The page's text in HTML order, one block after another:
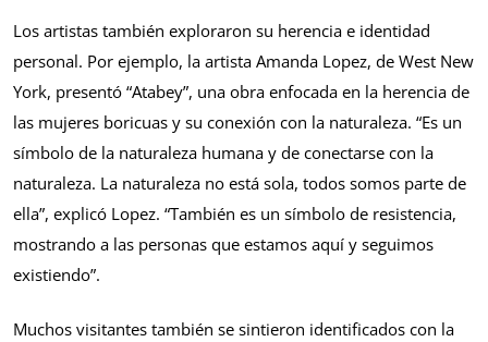
Los artistas también exploraron su herencia e identidad
personal. Por ejemplo, la artista Amanda Lopez, de West New
York, presentó “Atabey”, una obra enfocada en la herencia de
las mujeres boricuas y su conexión con la naturaleza. “Es un
símbolo de la naturaleza humana y de conectarse con la
naturaleza. La naturaleza no está sola, todos somos parte de
ella”, explicó Lopez. “También es un símbolo de resistencia,
mostrando a las personas que estamos aquí y seguimos
existiendo”.
Muchos visitantes también se sintieron identificados con la